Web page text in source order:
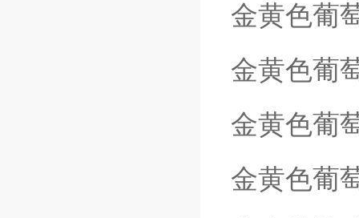
金黄色葡
金黄色葡
金黄色葡
金黄色葡